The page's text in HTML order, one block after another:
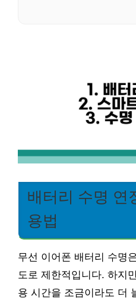
배터리 수명 연
용법
무선 이어폰 배터리 수명
도로 제한적입니다. 하지
용 시간을 조금이라도 더